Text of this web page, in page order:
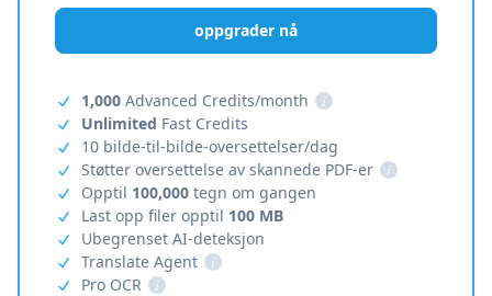
oppgrader nå
1,000 Advanced Credits/month
i
Unlimited Fast Credits
10 bilde-til-bilde-oversettelser/dag
Støtter oversettelse av skannede PDF-er
i
Opptil 100,000 tegn om gangen
Last opp filer opptil 100 MB
Ubegrenset AI-deteksjon
Translate Agent
i
Pro OCR
i